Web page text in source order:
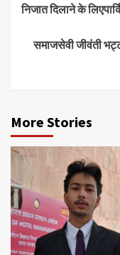
निजात दिलाने के
समाजसेवी जीवंती
More Stories